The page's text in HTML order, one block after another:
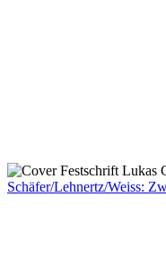
Schäfer/Lehnertz/Weiss: